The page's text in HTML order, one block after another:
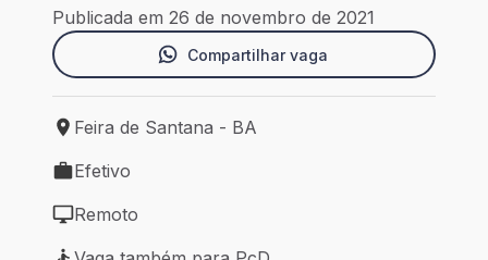
Publicada em 26 de novembro de 2021
Compartilhar vaga
Local de trabalho: Feira de Santana - BA
Feira de Santana - BA
Tipo de vaga: Efetivo
Efetivo
Modelo de trabalho: Remoto
Remoto